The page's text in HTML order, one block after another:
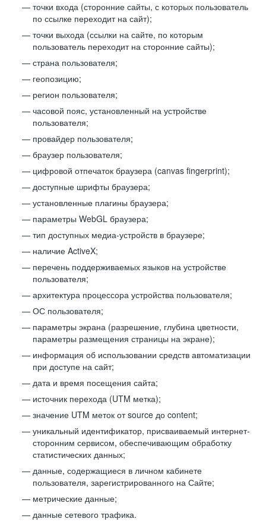
точки входа (сторонние сайты, с которых пользователь
по ссылке переходит на сайт);
точки выхода (ссылки на сайте, по которым
пользователь переходит на сторонние сайты);
страна пользователя;
геопозицию;
регион пользователя;
часовой пояс, установленный на устройстве
пользователя;
провайдер пользователя;
браузер пользователя;
цифровой отпечаток браузера (canvas fingerprint);
доступные шрифты браузера;
установленные плагины браузера;
параметры WebGL браузера;
тип доступных медиа-устройств в браузере;
наличие ActiveX;
перечень поддерживаемых языков на устройстве
пользователя;
архитектура процессора устройства пользователя;
ОС пользователя;
параметры экрана (разрешение, глубина цветности,
параметры размещения страницы на экране);
информация об использовании средств автоматизации
при доступе на сайт;
дата и время посещения сайта;
источник перехода (UTM метка);
значение UTM меток от source до content;
уникальный идентификатор, присваиваемый интернет-
сторонним сервисом, обеспечивающим обработку
статистических данных;
данные, содержащиеся в личном кабинете
пользователя, зарегистрированного на Сайте;
метрические данные;
данные сетевого трафика.